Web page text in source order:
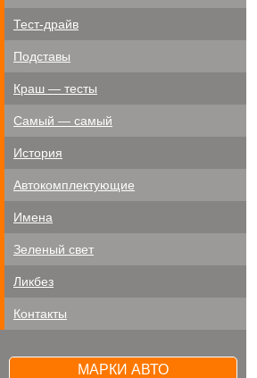
Тест-драйв
Подставы
Краш — тесты
Самый — самый
История
Автокомплектующие
Имена
Зеленый свет
Ликбез
Контакты
МАРКИ АВТО